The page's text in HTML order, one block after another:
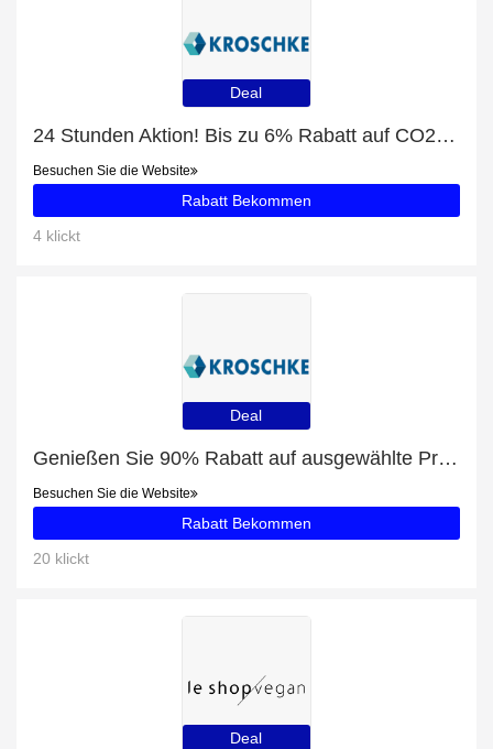
Deal
24 Stunden Aktion! Bis zu 6% Rabatt auf CO2 Plakette Benzin/Diesel von Planet & You
Besuchen Sie die Website
Rabatt Bekommen
4 klickt
Deal
Genießen Sie 90% Rabatt auf ausgewählte Produkte
Besuchen Sie die Website
Rabatt Bekommen
20 klickt
Deal